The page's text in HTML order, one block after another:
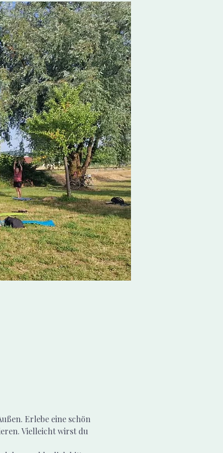
Erlebe eine schön
Vielleicht wirst du